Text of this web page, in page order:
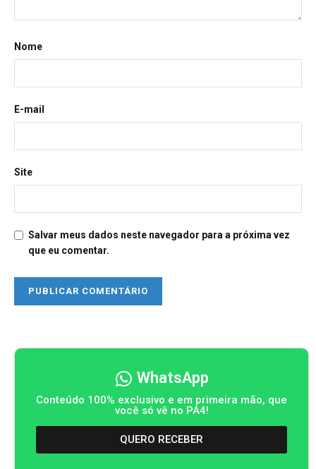
Nome
E-mail
Site
Salvar meus dados neste navegador para a próxima vez
que eu comentar.
WhatsApp
Conteúdo 100% exclusivo e em primeira mão, que
você só vê no PA4!
QUERO RECEBER